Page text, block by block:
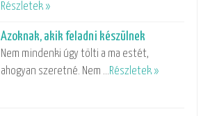
Részletek »
Azoknak, akik feladni készülnek
Nem mindenki úgy tölti a ma estét,
ahogyan szeretné. Nem …Részletek »